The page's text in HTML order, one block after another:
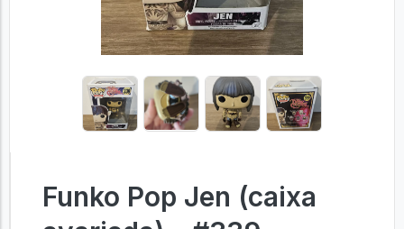
Funko Pop Jen (caixa